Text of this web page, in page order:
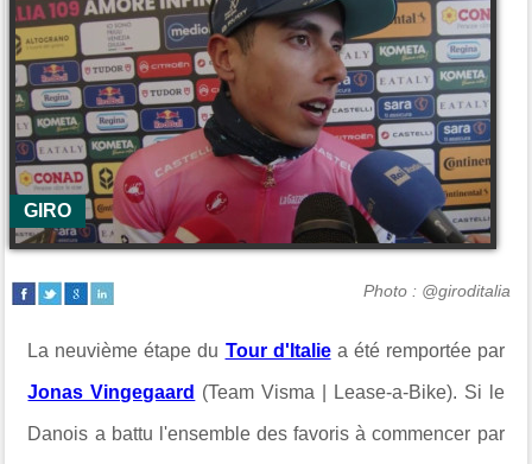
GIRO
Photo : @giroditalia
La neuvième étape du Tour d'Italie a été remportée par
Jonas Vingegaard (Team Visma | Lease-a-Bike). Si le
Danois a battu l'ensemble des favoris à commencer par